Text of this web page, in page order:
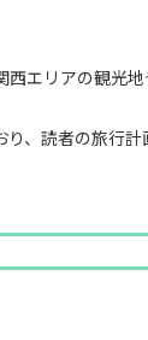
エリアの観光
、読者の旅行計